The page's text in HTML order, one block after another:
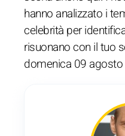
hanno analizzato i
celebrità per
risuonano con il tuo
domenica 09